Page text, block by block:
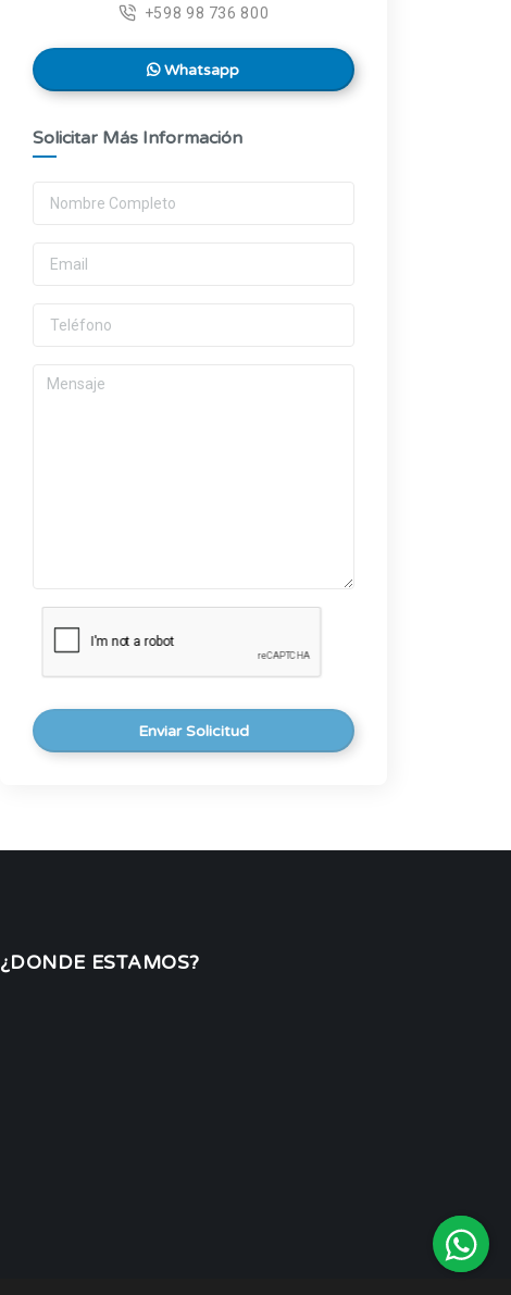
+598 98 736 800
Whatsapp
Solicitar Más Información
Enviar Solicitud
¿DONDE ESTAMOS?